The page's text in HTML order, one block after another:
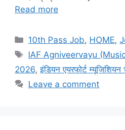
Read more
Categories
10th Pass Job, HOME,
Tags
IAF Agniveervayu
2026,इंडियन एयरफोर्ट
Leave a comment